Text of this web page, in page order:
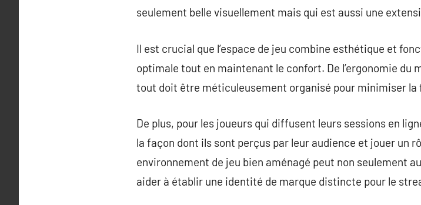
seulement belle visuellement mais qui est aussi une
Il est crucial que l’espace de jeu combine esthétique et
optimale tout en maintenant le confort. De l’ergonomie
tout doit être méticuleusement organisé pour minimiser
De plus, pour les joueurs qui diffusent leurs sessions en
la façon dont ils sont perçus par leur audience et jouer un
environnement de jeu bien aménagé peut non seulement
aider à établir une identité de marque distincte pour le